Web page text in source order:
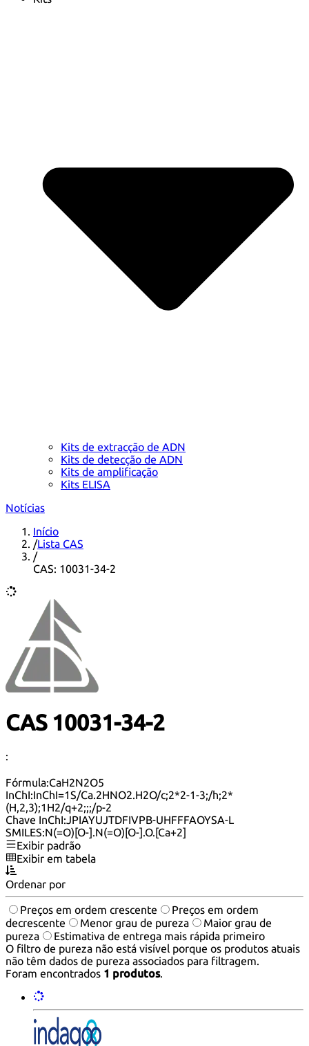
Kits de extracção de ADN
Kits de detecção de ADN
Kits de amplificação
Kits ELISA
Notícias
Início
/Lista CAS
/
CAS: 10031-34-2
CAS 10031-34-2
:
Fórmula:CaH2N2O5
InChI:InChI=1S/Ca.2HNO2.H2O/c;2*2-1-3;/h;2*
(H,2,3);1H2/q+2;;;/p-2
Chave InChI:JPIAYUJTDFIVPB-UHFFFAOYSA-L
SMILES:N(=O)[O-].N(=O)[O-].O.[Ca+2]
Exibir padrão
Exibir em tabela
Ordenar por
Preços em ordem crescente
Preços em ordem
decrescente
Menor grau de pureza
Maior grau de
pureza
Estimativa de entrega mais rápida primeiro
O filtro de pureza não está visível porque os produtos atuais
não têm dados de pureza associados para filtragem.
Foram encontrados 1 produtos.